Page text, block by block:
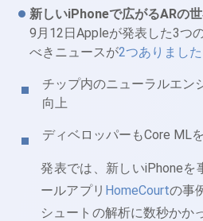
新しいiPhoneで広がるARの
9月12日Appleが発表した3つ
べきニュースが2つありました
チップ内のニューラルエン
向上
ディベロッパーもCore ML
発表では、新しいiPhone
ールアプリ HomeCourtの事
シュートの解析に数秒かか